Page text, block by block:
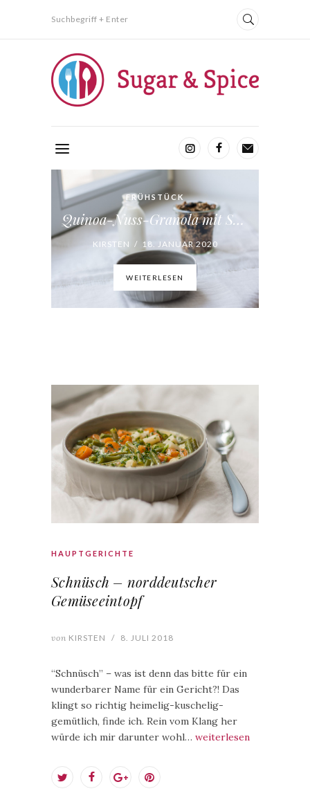
Suchbegriff + Enter
FRÜHSTÜCK
Quinoa-Nuss-Granola mit Sauerkirschen
KIRSTEN / 18. JANUAR 2020
WEITERLESEN
HAUPTGERICHTE
Schnüsch – norddeutscher
Gemüseeintopf
von KIRSTEN / 8. JULI 2018
“Schnüsch” – was ist denn das bitte für ein
wunderbarer Name für ein Gericht?! Das
klingt so richtig heimelig-kuschelig-
gemütlich, finde ich. Rein vom Klang her
würde ich mir darunter wohl… weiterlesen